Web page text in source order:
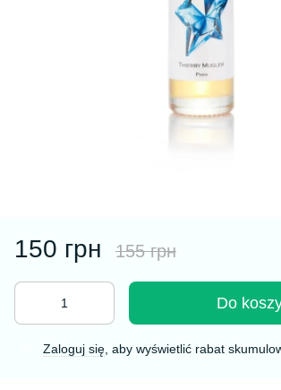
150 грн 155 грн
Do
Zaloguj się , aby wyświetlić rabat